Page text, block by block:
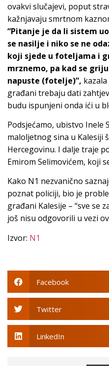
ovakvi slučajevi, poput
kažnjavaju smrtnom
“Pitanje je da li sistem
se nasilje i niko se ne
koji sjede u foteljama i
mrznemo, pa kad se
napuste (fotelje)”,
građani trebaju dati
budu ispunjeni onda ići u
Podsjećamo, ubistvo Inele
maloljetnog sina u Kalesiji
Hercegovinu. I dalje traje
Emirom Selimovićem, koji
Kako N1 nezvanično
poznat policiji, bio je
građani Kalesije – “sve se
još nisu odgovorili u vezi
Izvor: N1
Facebook
Twitter
LinkedIn